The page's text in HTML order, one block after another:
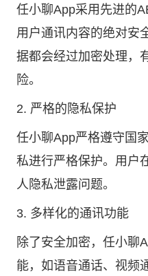
任小聊App采用先进的
用户通讯内容的绝对安
据都会经过加密处理，
险。
2. 严格的隐私保护
任小聊App严格遵守国
私进行严格保护。用户
人隐私泄露问题。
3. 多样化的通讯功能
除了安全加密，任小聊
能，如语音通话、视频